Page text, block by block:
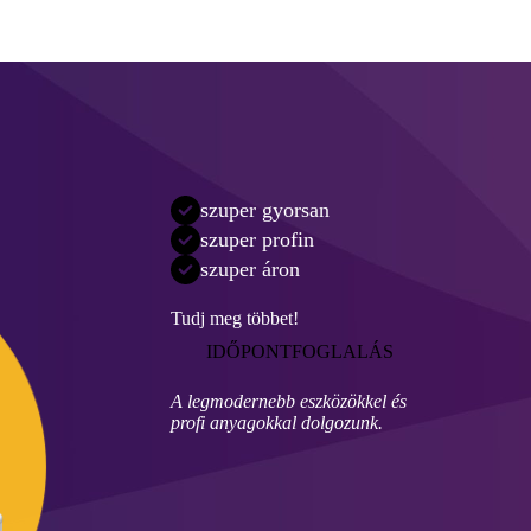
szuper gyorsan
szuper profin
szuper áron
Tudj meg többet!
IDŐPONTFOGLALÁS
A legmodernebb eszközökkel és
profi anyagokkal dolgozunk.